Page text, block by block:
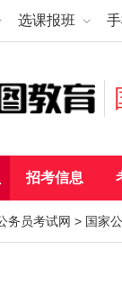
选课报班
招考信息
务员考试网 > 国家